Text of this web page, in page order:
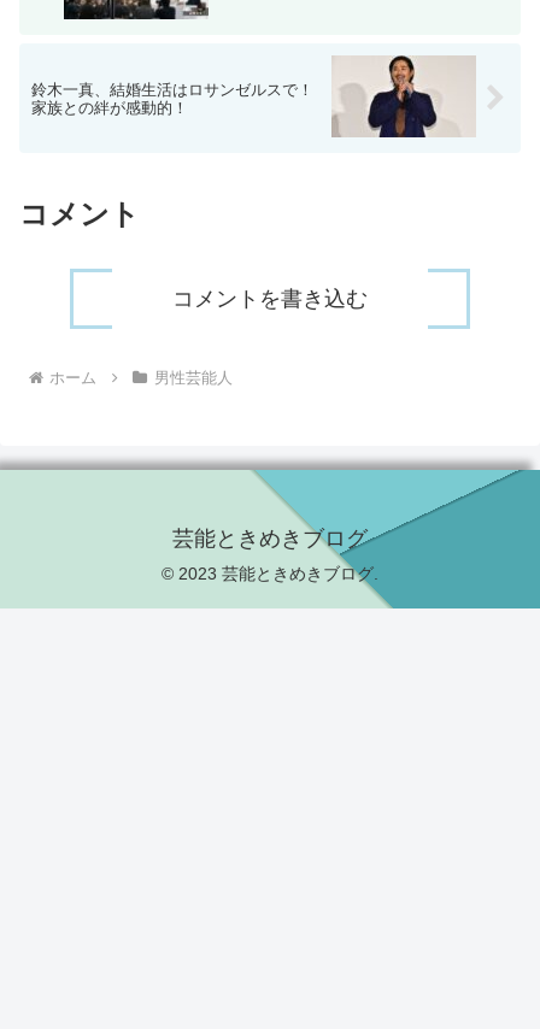
鈴木一真、結婚生活はロサンゼルスで！
家族との絆が感動的！
コメント
コメントを書き込む
ホーム 男性芸能人
芸能ときめきブログ
© 2023 芸能ときめきブログ.